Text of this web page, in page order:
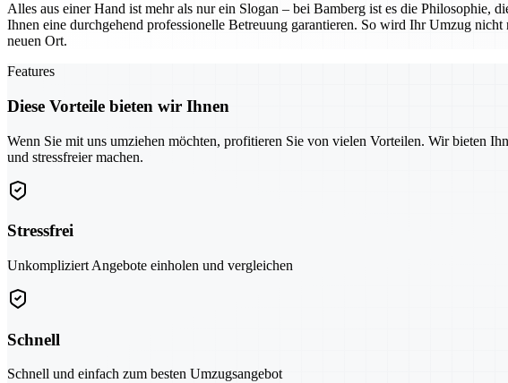
Alles aus einer Hand ist mehr als nur ein Slogan – bei Bamberg ist es die
Ihnen eine durchgehend professionelle Betreuung garantieren. So wird Ihr Umzug
neuen Ort.
Features
Diese Vorteile bieten wir Ihnen
Wenn Sie mit uns umziehen möchten, profitieren Sie von vielen Vorteilen. Wir bieten
und stressfreier machen.
Stressfrei
Unkompliziert Angebote einholen und vergleichen
Schnell
Schnell und einfach zum besten Umzugsangebot